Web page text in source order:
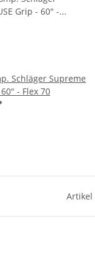
Schläger Supreme
- Flex 70
Artikel